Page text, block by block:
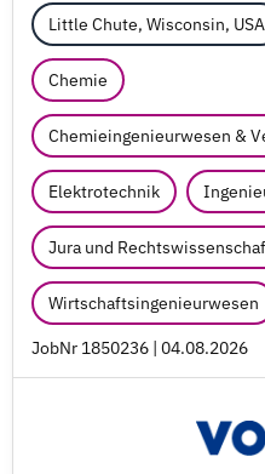
Little Chute, Wisconsin, USA
Chemie
Chemieingenieurwesen &
Elektrotechnik
Jura und
Wirtschaftsingenieurwesen
JobNr 1850236 | 04.08.2026